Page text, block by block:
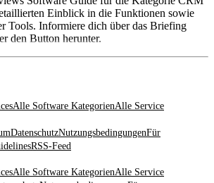
Einblick in die Funktionen sowie
Tools. Informiere dich über das Briefing
den Button herunter.
Alle Software KategorienAlle Service
DatenschutzNutzungsbedingungenFür
RSS-Feed
Alle Software KategorienAlle Service